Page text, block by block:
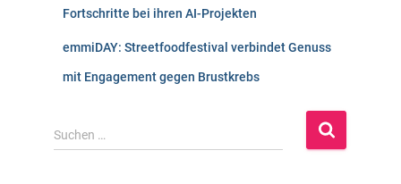
Fortschritte bei ihren AI-Projekten
emmiDAY: Streetfoodfestival verbindet Genuss
mit Engagement gegen Brustkrebs
S
u
Suchen …